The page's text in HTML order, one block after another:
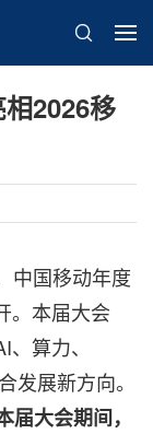
2026移
中国移动年度
。本届大会
算力、
发展新方向。
届大会期间，